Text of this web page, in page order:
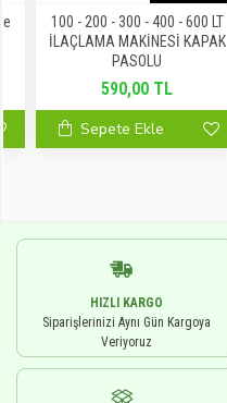
100 - 200 - 300 - 400 - 600 LT
İLAÇLAMA MAKİNESİ KAPAK
PASOLU
590,00 TL
Sepete Ekle
HIZLI KARGO
Siparişlerinizi Aynı Gün Kargoya
Veriyoruz